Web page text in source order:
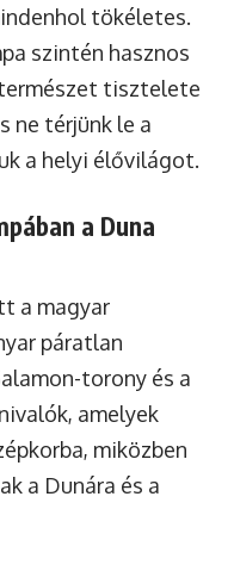
tökéletes.
szintén hasznos
tisztelete
ne térjünk le a
a helyi élővilágot.
a Duna
a magyar
páratlan
torony és a
amelyek
miközben
a Dunára és a